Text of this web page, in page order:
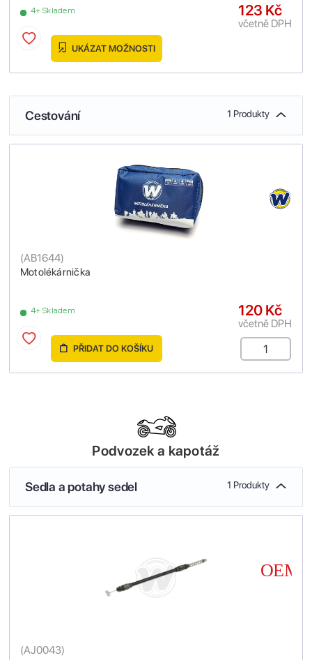
4+ Skladem 123 Kč
včetně DPH
UKÁZAT MOŽNOSTI
Cestování 1 Produkty
Motolékárnička
(AB1644)
4+ Skladem 120 Kč
včetně DPH
PŘIDAT DO KOŠÍKU
Podvozek a kapotáž
Sedla a potahy sedel 1 Produkty
(AJ0043)